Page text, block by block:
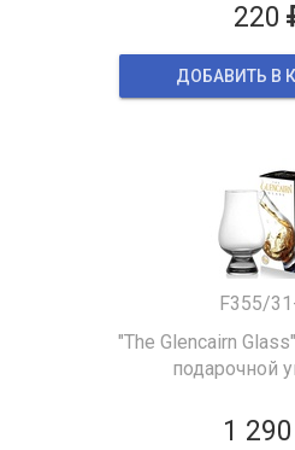
220
ДОБАВИТЬ В
F355/
"The Glencairn
подарочной
1 290